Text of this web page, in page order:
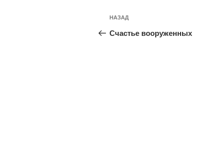
Навигация
по
Предыдущая
запись:
НАЗАД
Счастье вооруженных